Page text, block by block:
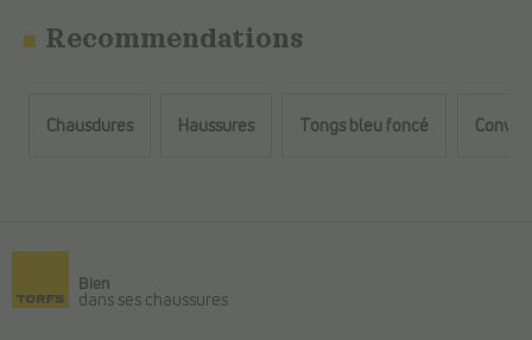
Recommendations
Chausdures Haussures Tongs bleu foncé
Bien
dans ses chaussures